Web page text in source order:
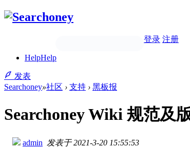
登录 注册
HelpHelp
发表
Searchoney»社区 › 支持 › 黑板报
Searchoney Wiki 规范及
admin 发表于 2021-3-20 15:55:53